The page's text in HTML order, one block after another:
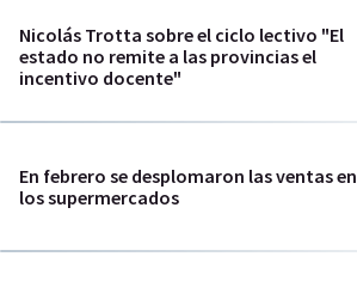
Nicolás Trotta sobre el ciclo lectivo "El
estado no remite a las provincias el
incentivo docente"
En febrero se desplomaron las ventas en
los supermercados